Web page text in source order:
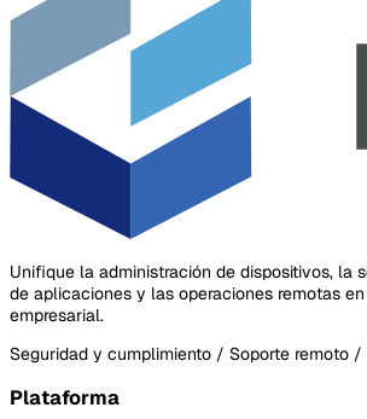
Unifique la administración de dispositivos, la
de aplicaciones y las operaciones remotas
empresarial.
Seguridad y cumplimiento / Soporte remoto
Plataforma